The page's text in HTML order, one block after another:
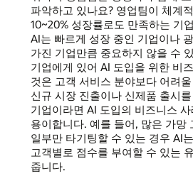
파악하고 있나요? 영업팀이 체계
10~20% 성장률로도 만족하는 기
AI는 빠르게 성장 중인 기업이나
가진 기업만큼 중요하지 않을 수
기업에게 있어 AI 도입을 위한 비
것은 고객 서비스 분야보다 어려
신규 시장 진출이나 신제품 출시
기업이라면 AI 도입의 비즈니스
용이합니다. 예를 들어, 많은 가망
일부만 타기팅할 수 있는 경우 AI
고객별로 점수를 부여할 수 있는
줍니다.